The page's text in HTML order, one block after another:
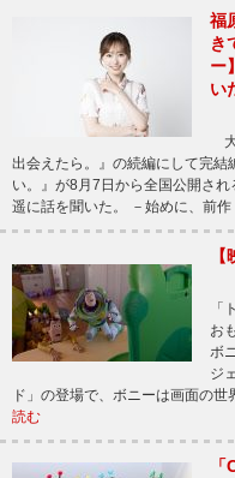
福
き
ー
い
出会えたら。』の続編にして完結
い。』が8月7日から全国公開さ
遥に話を聞いた。 －始めに、前
お
ボ
ジ
ド」の登場で、ボニーは画面の
読む